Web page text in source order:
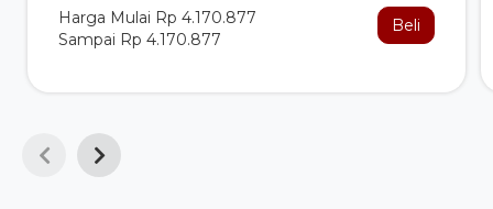
Harga Mulai Rp 4.170.877
Sampai Rp 4.170.877
Beli